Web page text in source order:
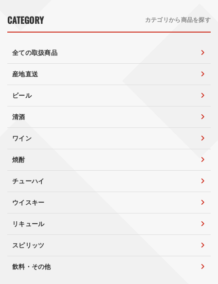
CATEGORY カテゴリから商品を探す
全ての取扱商品
産地直送
ビール
清酒
ワイン
焼酎
チューハイ
ウイスキー
リキュール
スピリッツ
飲料・その他